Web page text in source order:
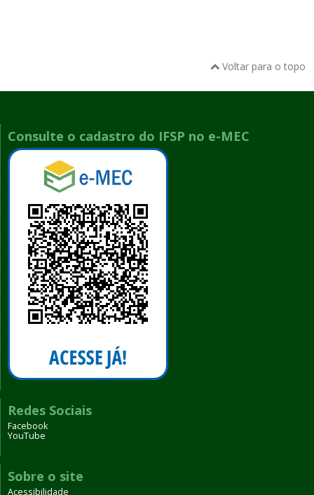
Voltar para o topo
Consulte o cadastro do IFSP no e-MEC
Redes Sociais
Facebook
YouTube
Sobre o site
Acessibilidade